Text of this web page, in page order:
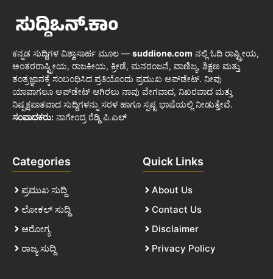
ಕನ್ನಡ ಸುದ್ದಿಗಳ ವಿಶ್ವಾಸಾರ್ಹ ಮೂಲ — suddione.com ನಲ್ಲಿ ಓದಿ ರಾಷ್ಟ್ರೀಯ,
ಅಂತರರಾಷ್ಟ್ರೀಯ, ರಾಜಕೀಯ, ಕ್ರೀಡೆ, ಮನರಂಜನೆ, ವಾಣಿಜ್ಯ, ಶಿಕ್ಷಣ ಮತ್ತು
ತಂತ್ರಜ್ಞಾನಕ್ಕೆ ಸಂಬಂಧಿಸಿದ ಪ್ರತಿಯೊಂದು ಪ್ರಮುಖ ಅಪ್‌ಡೇಟ್. ನೀವು
ಯಾವಾಗಲೂ ಅಪ್‌ಡೇಟ್ ಆಗಿರಲು ನಾವು ವೇಗವಾದ, ನಿಖರವಾದ ಮತ್ತು
ನಿಷ್ಪಕ್ಷಪಾತವಾದ ಸುದ್ದಿಗಳನ್ನು ಸರಳ ಹಾಗೂ ಸ್ಪಷ್ಟ ಭಾಷೆಯಲ್ಲಿ ನೀಡುತ್ತೇವೆ.
ಸಂಪಾದಕರು: ನಾಗೇಂದ್ರ ರೆಡ್ಡಿ ಪಿ.ಎಲ್
Categories
ಪ್ರಮುಖ ಸುದ್ದಿ
ಲೋಕಲ್ ಸುದ್ದಿ
ಆರೋಗ್ಯ
ರಾಜ್ಯ ಸುದ್ದಿ
Quick Links
About Us
Contact Us
Disclaimer
Privacy Policy